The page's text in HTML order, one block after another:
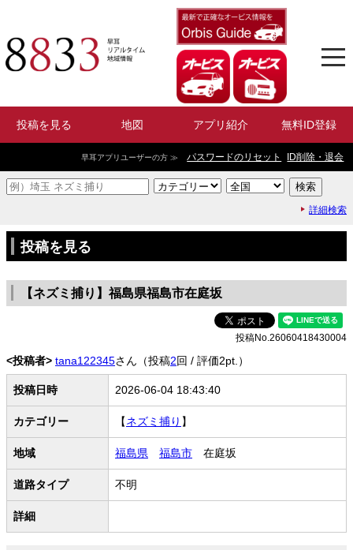
投稿を見る 地図 アプリ紹介 無料ID登録
早耳アプリユーザーの方 ≫ パスワードのリセット ID削除・退会
詳細検索
投稿を見る
【ネズミ捕り】福島県福島市在庭坂
投稿No.26060418430004
<投稿者> tana122345さん（投稿2回 / 評価2pt.）
投稿日時 2026-06-04 18:43:40
カテゴリー 【ネズミ捕り 】
地域 福島県 福島市 在庭坂
道路タイプ 不明
詳細